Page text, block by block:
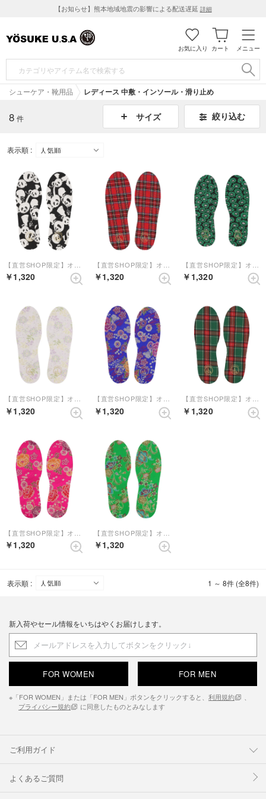
【お知らせ】熊本地域地震の影響による配送遅延 詳細
メニュー
カート
お気に入り
シューケア・靴用品 レディース 中敷・インソール・滑り止め
8 件 サイズ 絞り込む
表示順 :
￥1,320 ￥1,320 ￥1,320
【直営SHOP限定】オリジナルインソール【返品不可商品】 （ホワイトマルチ）【和柄】
￥1,320
【直営SHOP限定】オリジナルインソール【返品不可商品】 （ブルーコンビ）【和柄】
￥1,320
【直営SHOP限定】オリジナルインソール【返品不可商品】 （グリーン）
￥1,320
【直営SHOP限定】オリジナルインソール【返品不可商品】 （ピンクコンビ）【和柄】
￥1,320
【直営SHOP限定】オリジナルインソール【返品不可商品】 （ライトグリーン）【和柄】
￥1,320
表示順 : 1 ～ 8件 (全8件)
新入荷やセール情報をいちはやくお届けします。
FOR WOMEN FOR MEN
※「FOR WOMEN」または「FOR MEN」ボタンをクリックすると、 利用規約
、
プライバシー規約
に同意したものとみなします
ご利用ガイド
よくあるご質問